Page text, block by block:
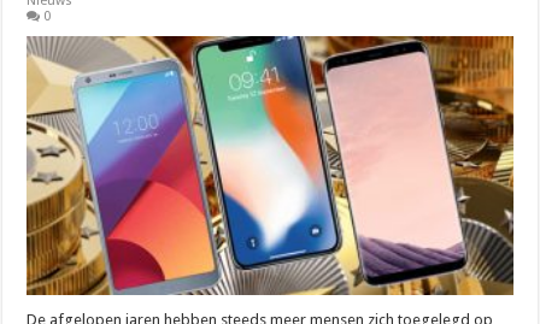
0
De afgelopen jaren hebben steeds meer mensen zich toegelegd op